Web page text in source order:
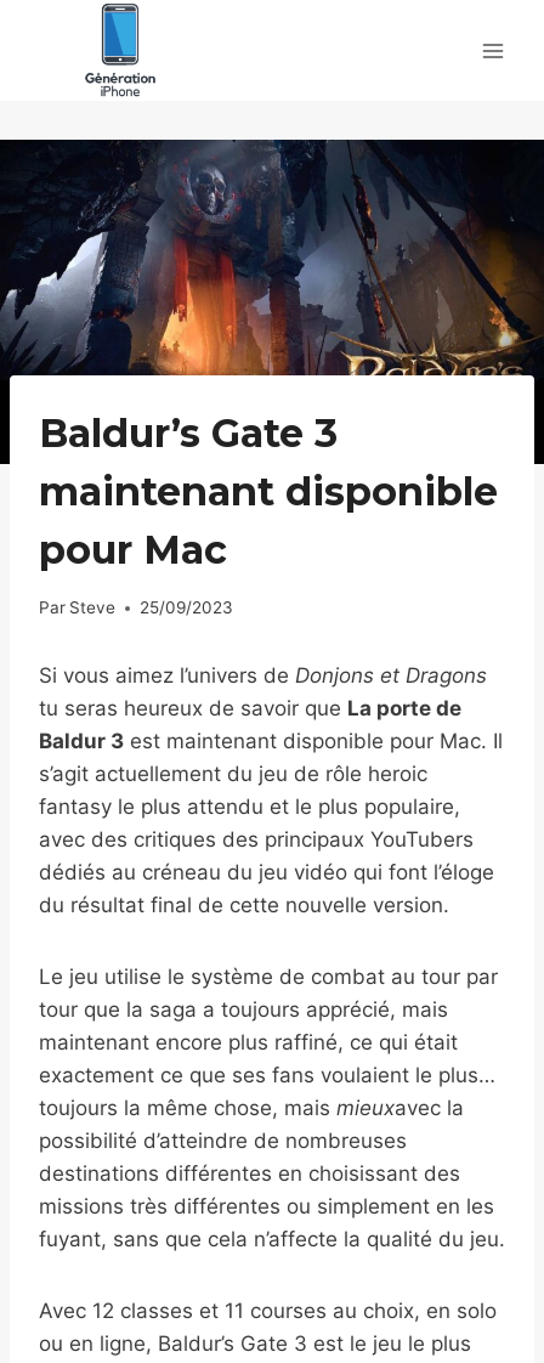
Baldur’s Gate 3
maintenant disponible
pour Mac
Par Steve 25/09/2023
Si vous aimez l’univers de Donjons et Dragons
tu seras heureux de savoir que La porte de
Baldur 3 est maintenant disponible pour Mac. Il
s’agit actuellement du jeu de rôle heroic
fantasy le plus attendu et le plus populaire,
avec des critiques des principaux YouTubers
dédiés au créneau du jeu vidéo qui font l’éloge
du résultat final de cette nouvelle version.
Le jeu utilise le système de combat au tour par
tour que la saga a toujours apprécié, mais
maintenant encore plus raffiné, ce qui était
exactement ce que ses fans voulaient le plus…
toujours la même chose, mais mieuxavec la
possibilité d’atteindre de nombreuses
destinations différentes en choisissant des
missions très différentes ou simplement en les
fuyant, sans que cela n’affecte la qualité du jeu.
Avec 12 classes et 11 courses au choix, en solo
ou en ligne, Baldur’s Gate 3 est le jeu le plus